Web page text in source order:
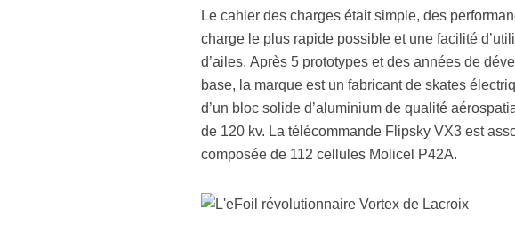
Le cahier des charges était simple, des
charge le plus rapide possible et une facilité
d’ailes. Après 5 prototypes et des années de
base, la marque est un fabricant de skates
d’un bloc solide d’aluminium de qualité
de 120 kv. La télécommande Flipsky VX3 est
composée de 112 cellules Molicel P42A.